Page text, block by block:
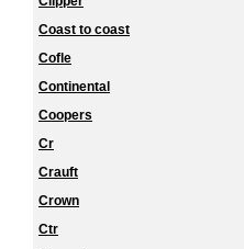
Coast to coast
Cofle
Continental
Coopers
Cr
Crauft
Crown
Ctr